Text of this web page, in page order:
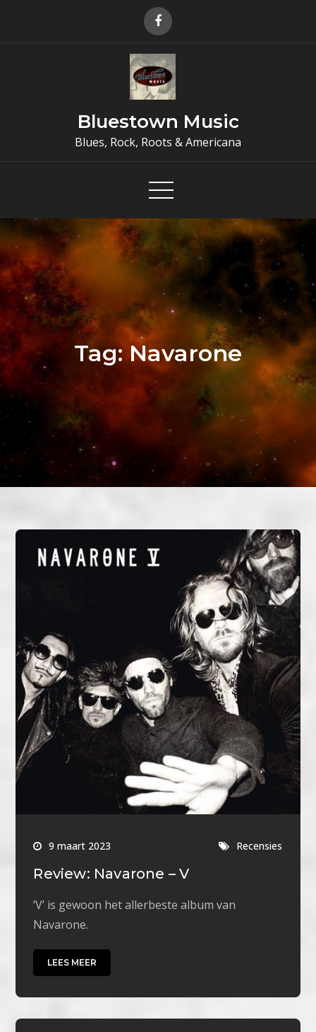
Bluestown Music
Blues, Rock, Roots & Americana
Tag:Navarone
9 maart 2023 Recensies
Review: Navarone – V
‘V’ is gewoon het allerbeste album van
Navarone.
LEES MEER